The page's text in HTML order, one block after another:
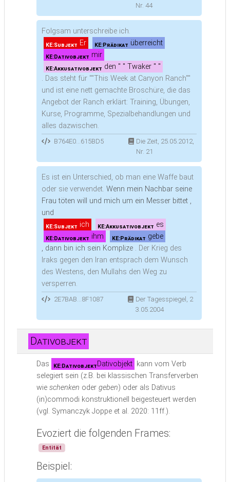
Nr. 44
Folgsam unterschreibe ich.
KE:Subjekt Er KE:Prädikat überreicht
KE:Dativobjekt mir
KE:Akkusativobjekt den " " Twaker " "
. Das steht für ""This Week at Canyon Ranch""
und ist eine nett gemachte Broschüre, die das
Angebot der Ranch erklärt: Training, Übungen,
Kurse, Programme, Spezialbehandlungen und
alles dazwischen.
B764E0...615BD5
Die Zeit, 25.05.2012,
Nr. 21
Es ist ein Unterschied, ob man eine Waffe baut
oder sie verwendet.Wenn mein Nachbar seine
Frau töten will und mich um ein Messer bittet ,
und
KE:Subjekt ich KE:Akkusativobjekt es
KE:Dativobjekt ihm KE:Prädikat gebe
, dann bin ich sein Komplize . Der Krieg des
Iraks gegen den Iran entsprach dem Wunsch
des Westens, den Mullahs den Weg zu
versperren.
2E7BAB...8F1087
Der Tagesspiegel, 2
3.05.2004
Dativobjekt
Das KE:Dativobjekt Dativobjekt kann vom Verb
selegiert sein (z.B. bei klassischen Transferverben
wieschenken odergeben) oder als Dativus
(in)commodi konstruktionell beigesteuert werden
(vgl. Symanczyk Joppe et al. 2020: 11ff.).
Evoziert die folgenden Frames:
Entität
Beispiel: